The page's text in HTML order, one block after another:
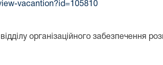
vacantion?id=105810
відділу організаційного